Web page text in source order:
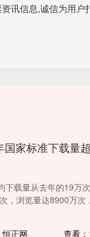
讯信息,诚信为用户
家标准下载量
下载量从去年的19万
，浏览量达8900万
正网 查看